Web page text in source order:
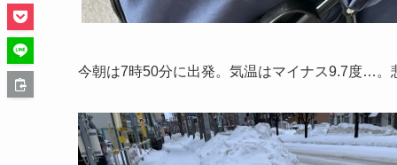
今朝は7時50分に出発。気温はマイナス9.7度…。